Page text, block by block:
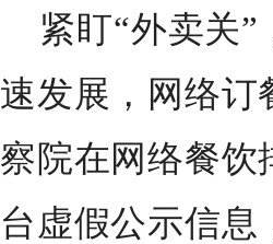
紧盯“外卖关
速发展，网络订
察院在网络餐饮
台虚假公示信